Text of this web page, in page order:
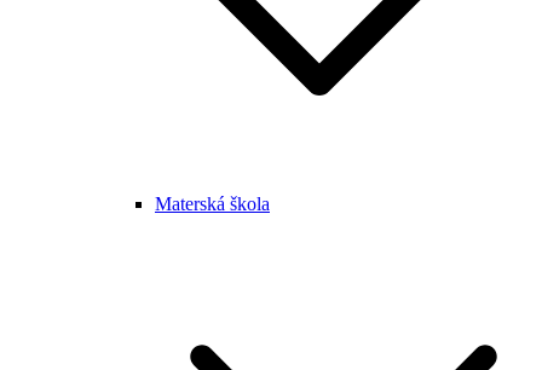
Materská škola